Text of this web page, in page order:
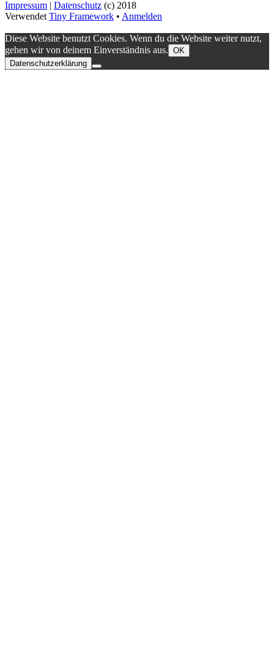
Impressum | Datenschutz (c) 2018
Verwendet Tiny Framework • Anmelden
Diese Website benutzt Cookies. Wenn du die Website weiter nutzt,
gehen wir von deinem Einverständnis aus. OK
Datenschutzerklärung